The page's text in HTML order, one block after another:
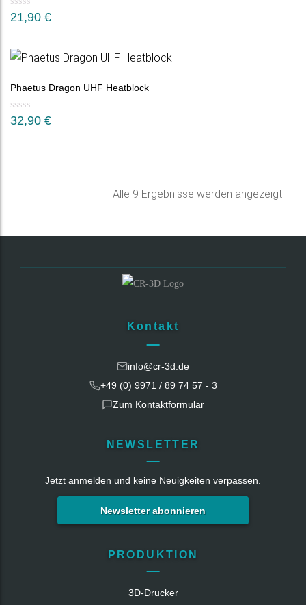
21,90 €
Phaetus Dragon UHF Heatblock
32,90 €
Alle 9 Ergebnisse werden angezeigtNach
Kontakt
info@cr-3d.de
+49 (0) 9971 / 89 74 57 - 3
Zum Kontaktformular
NEWSLETTER
Jetzt anmelden und keine Neuigkeiten verpassen.
Newsletter abonnieren
PRODUKTION
3D-Drucker